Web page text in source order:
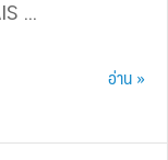
...
อ่าน »